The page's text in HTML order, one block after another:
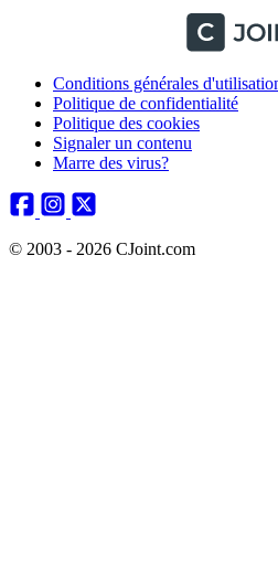
Conditions générales
Politique de confidentialité
Politique des cookies
Signaler un contenu
Marre des virus?
© 2003 - 2026 CJoint.com